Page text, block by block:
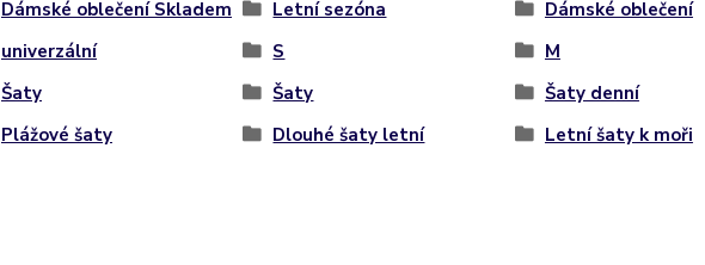
Dámské oblečení Skladem Letní sezóna Dámské oblečení
univerzální
S M
Šaty
Šaty Šaty denní
Plážové šaty
Dlouhé šaty letní Letní šaty k moři